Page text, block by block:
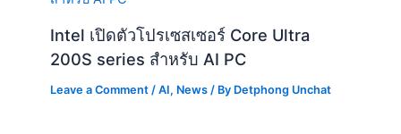
Intel เปิดตัวโปรเซสเซอร์ Core Ultra
200S series สำหรับ AI PC
Leave a Comment /AI, News / By Detphong Unchat